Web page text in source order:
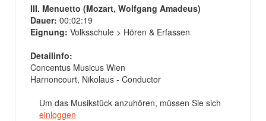
III. Menuetto (Mozart, Wolfgang Amadeus)
Dauer: 00:02:19
Eignung: Volksschule > Hören & Erfassen
Detailinfo:
Concentus Musicus Wien
Harnoncourt, Nikolaus - Conductor
Um das Musikstück anzuhören, müssen Sie sich
einloggen